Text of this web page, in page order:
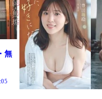
無